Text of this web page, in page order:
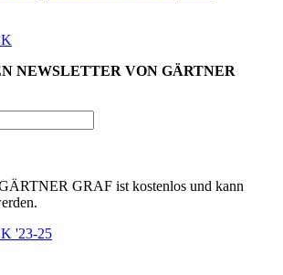
NEWSLETTER VON GÄRTNER
GRAF ist kostenlos und kann
'23-25